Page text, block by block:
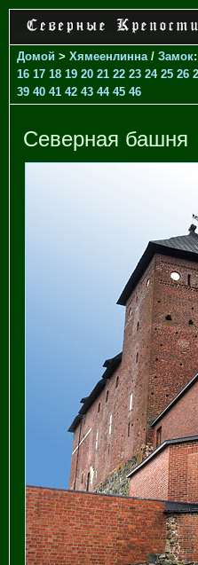
Домой > Хямеенлинна / Замок:
16 17 18 19 20 21 22 23 24 25 26
39 40 41 42 43 44 45 46
Северная башня